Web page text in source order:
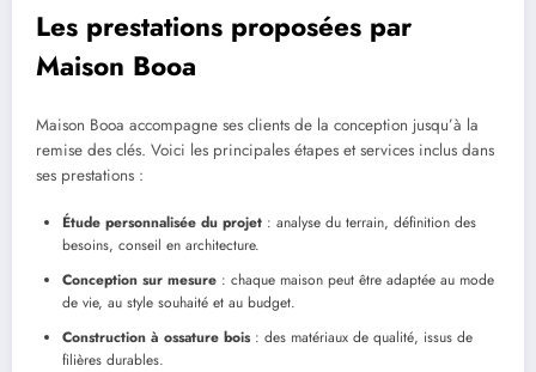
Les prestations proposées par
Maison Booa
Maison Booa accompagne ses clients de la conception jusqu’à la
remise des clés. Voici les principales étapes et services inclus dans
ses prestations :
Étude personnalisée du projet : analyse du terrain, définition des
besoins, conseil en architecture.
Conception sur mesure : chaque maison peut être adaptée au mode
de vie, au style souhaité et au budget.
Construction à ossature bois: des matériaux de qualité, issus de
filières durables.